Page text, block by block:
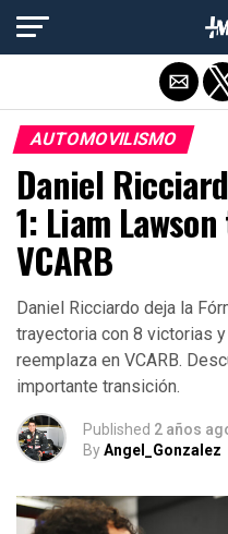
AUTOMOVILISMO
Daniel
1: Liam
VCARB
Daniel Ricciardo deja la
trayectoria con 8 victorias
reemplaza en VCARB.
importante transición.
Published 2 años
ByAngel_Gonzalez
Salir de